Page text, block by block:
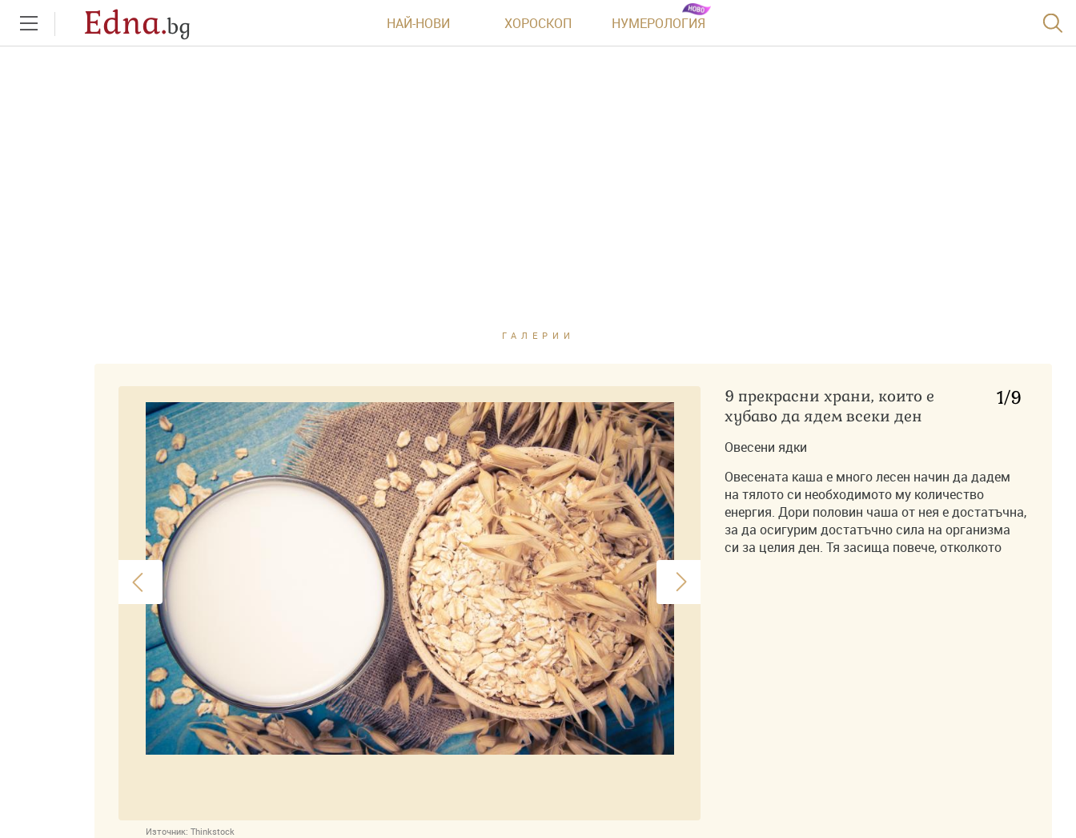
Edna.bg НАЙ-НОВИ ХОРОСКОП НУМЕРОЛОГИЯ
ГАЛЕРИИ
Източник: Thinkstock
1/9
9 прекрасни храни, които е
хубаво да ядем всеки ден
Овесени ядки
Овесената каша е много лесен начин да дадем
на тялото си необходимото му количество
енергия. Дори половин чаша от нея е достатъчна,
за да осигурим достатъчно сила на организма
си за целия ден. Тя засища повече, отколкото